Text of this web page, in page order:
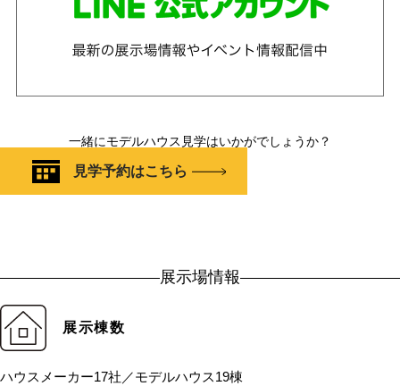
一緒にモデルハウス見学はいかがでしょうか？
見学予約はこちら
展示場情報
展示棟数
ハウスメーカー17社／モデルハウス19棟